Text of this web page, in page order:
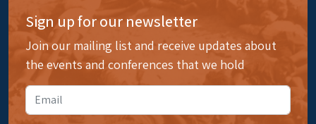
Sign up for our newsletter
Join our mailing list and receive updates about
the events and conferences that we hold